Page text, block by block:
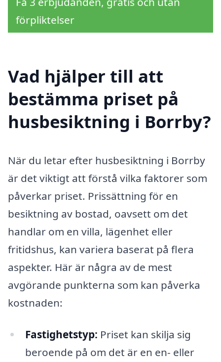
förpliktelser
Vad hjälper till att
bestämma priset på
husbesiktning i Borrby?
När du letar efter husbesiktning i Borrby
är det viktigt att förstå vilka faktorer som
påverkar priset. Prissättning för en
besiktning av bostad, oavsett om det
handlar om en villa, lägenhet eller
fritidshus, kan variera baserat på flera
aspekter. Här är några av de mest
avgörande punkterna som kan påverka
kostnaden:
Fastighetstyp: Priset kan skilja sig
beroende på om det är en en- eller